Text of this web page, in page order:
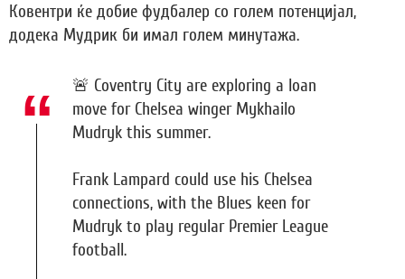
Ковентри ќе добие фудбалер со голем потенцијал,
додека Мудрик би имал голем минутажа.
🚨 Coventry City are exploring a loan
move for Chelsea winger Mykhailo
Mudryk this summer.
Frank Lampard could use his Chelsea
connections, with the Blues keen for
Mudryk to play regular Premier League
football.